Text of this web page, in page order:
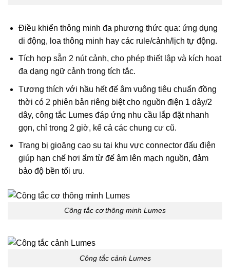
Điều khiển thông minh đa phương thức qua: ứng dụng
di động, loa thông minh hay các rule/cảnh/lịch tự động.
Tích hợp sẵn 2 nút cảnh, cho phép thiết lập và kích hoạt
đa dạng ngữ cảnh trong tích tắc.
Tương thích với hầu hết đế âm vuông tiêu chuẩn đồng
thời có 2 phiên bản riêng biệt cho nguồn điện 1 dây/2
dây, công tắc Lumes đáp ứng nhu cầu lắp đặt nhanh
gọn, chỉ trong 2 giờ, kể cả các chung cư cũ.
Trang bị gioăng cao su tại khu vực connector đấu điện
giúp hạn chế hơi ẩm từ đế âm lên mạch nguồn, đảm
bảo độ bền tối ưu.
Công tắc cơ thông minh Lumes
Công tắc cảnh Lumes